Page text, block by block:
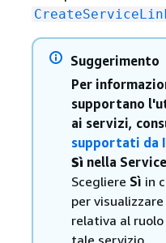
Suggerimento
Per
supportano
ai servizi,
supportati da
Sì nella
Scegliere Sì in
per
relativa al
tale servizio.